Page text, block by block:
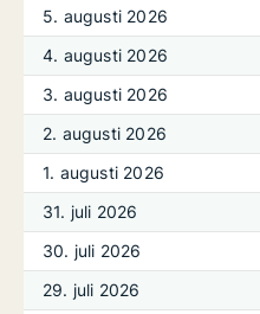
5. augusti 2026
4. augusti 2026
3. augusti 2026
2. augusti 2026
1. augusti 2026
31. juli 2026
30. juli 2026
29. juli 2026